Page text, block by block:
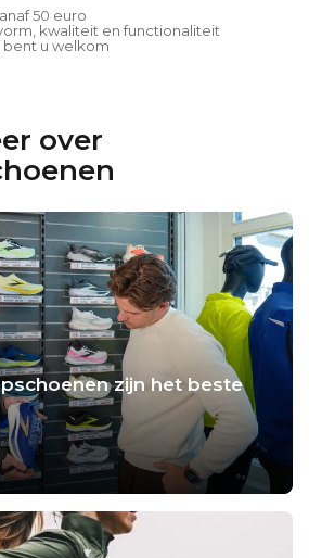
50 euro
kwaliteit en functionaliteit
bent u welkom
over
zijn het beste